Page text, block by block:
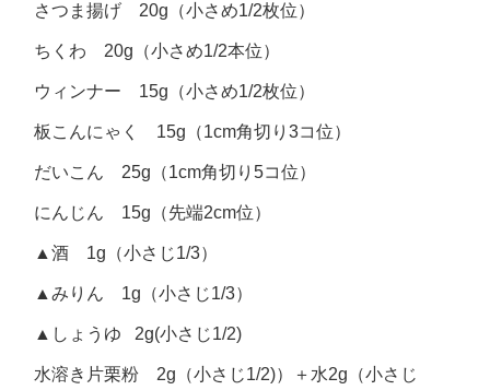
さつま揚げ 20g（小さめ1/2枚位）
ちくわ 20g（小さめ1/2本位）
ウィンナー 15g（小さめ1/2枚位）
板こんにゃく 15g（1cm角切り3コ位）
だいこん 25g（1cm角切り5コ位）
にんじん 15g（先端2cm位）
▲酒 1g（小さじ1/3）
▲みりん 1g（小さじ1/3）
▲しょうゆ 2g(小さじ1/2)
水溶き片栗粉 2g（小さじ1/2)）＋水2g（小さじ